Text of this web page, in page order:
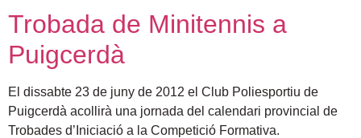
Trobada de Minitennis a
Puigcerdà
El dissabte 23 de juny de 2012 el Club Poliesportiu de
Puigcerdà acollirà una jornada del calendari provincial de
Trobades d’Iniciació a la Competició Formativa.